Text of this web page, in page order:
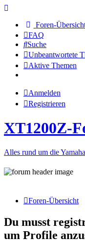
Foren-
FAQ
Suche
Unbeantwortete
Aktive Themen
Anmelden
Registrieren
XT1200Z-
Alles rund um die
Foren-Übersicht
Du musst
um Profile